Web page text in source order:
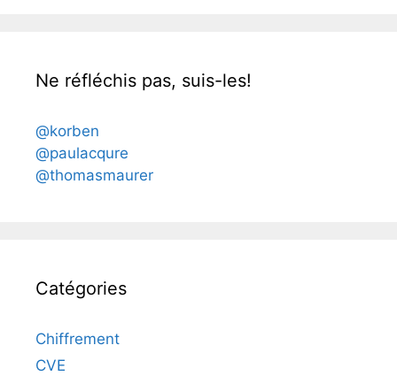
Ne réfléchis pas, suis-les!
@korben
@paulacqure
@thomasmaurer
Catégories
Chiffrement
CVE